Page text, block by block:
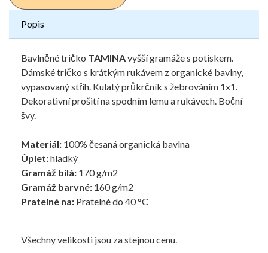
Popis
Bavlněné tričko TAMINAvyšší gramáže s potiskem.
Dámské tričko s krátkým rukávem z organické bavlny,
vypasovaný střih. Kulatý průkrčník s žebrováním 1x1.
Dekorativní prošití na spodním lemu a rukávech. Boční
švy.
Materiál: 100% česaná organická bavlna
Úplet:hladký
Gramáž bílá: 170 g/m2
Gramáž barvné: 160 g/m2
Pratelné na: Pratelné do 40 °C
Všechny velikosti jsou za stejnou cenu.